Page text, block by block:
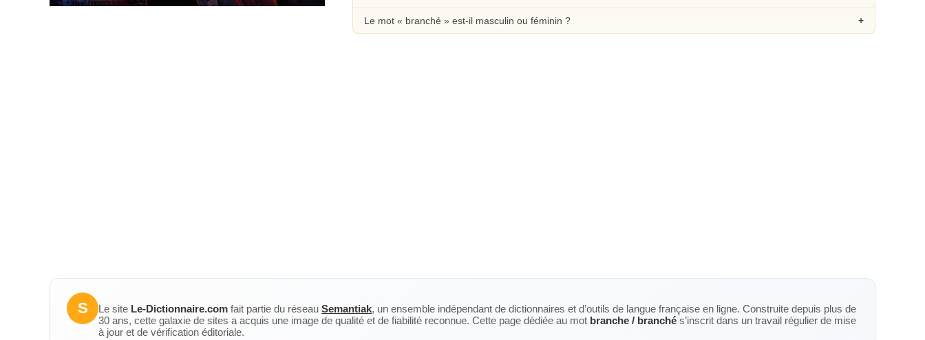
Le mot « branché » est-il masculin ou féminin ?
S Le site Le-Dictionnaire.com fait partie du réseau Semantiak, un ensemble indépendant de dictionnaires et d’outils de langue française en ligne. Construite depuis plus de
30 ans, cette galaxie de sites a acquis une image de qualité et de fiabilité reconnue. Cette page dédiée au mot branche / branché s’inscrit dans un travail régulier de mise
à jour et de vérification éditoriale.